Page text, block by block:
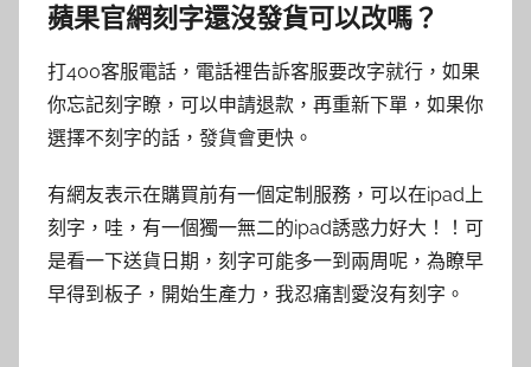
蘋果官網刻字還沒發貨可以改嗎？
打400客服電話，電話裡告訴客服要改字就行，如果
你忘記刻字瞭，可以申請退款，再重新下單，如果你
選擇不刻字的話，發貨會更快。
有網友表示在購買前有一個定制服務，可以在ipad上
刻字，哇，有一個獨一無二的ipad誘惑力好大！！可
是看一下送貨日期，刻字可能多一到兩周呢，為瞭早
早得到板子，開始生產力，我忍痛割愛沒有刻字。